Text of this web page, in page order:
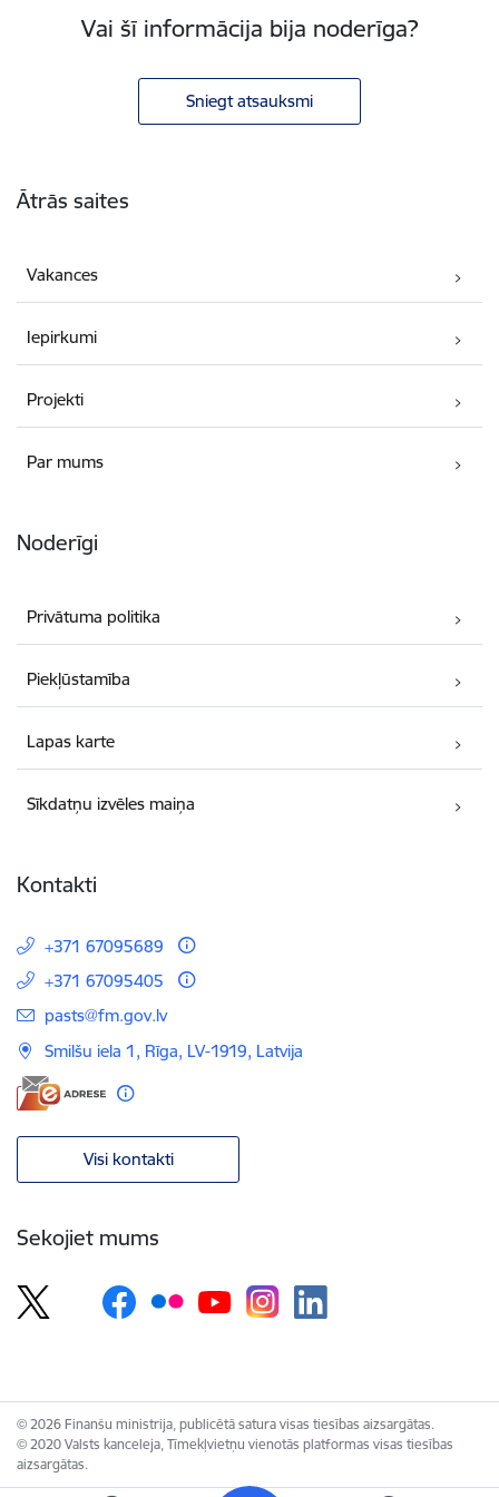
Vai šī informācija bija noderīga?
Sniegt atsauksmi
Ātrās saites
Vakances
Iepirkumi
Projekti
Par mums
Noderīgi
Privātuma politika
Piekļūstamība
Lapas karte
Sīkdatņu izvēles maiņa
Kontakti
+371 67095689
+371 67095405
E-pasts:
pasts@fm.gov.lv
Smilšu iela 1, Rīga, LV-1919, Latvija
Visi kontakti
Sekojiet mums
© 2026 Finanšu ministrija, publicētā satura visas tiesības aizsargātas.
© 2020 Valsts kanceleja, Tīmekļvietņu vienotās platformas visas tiesības
aizsargātas.